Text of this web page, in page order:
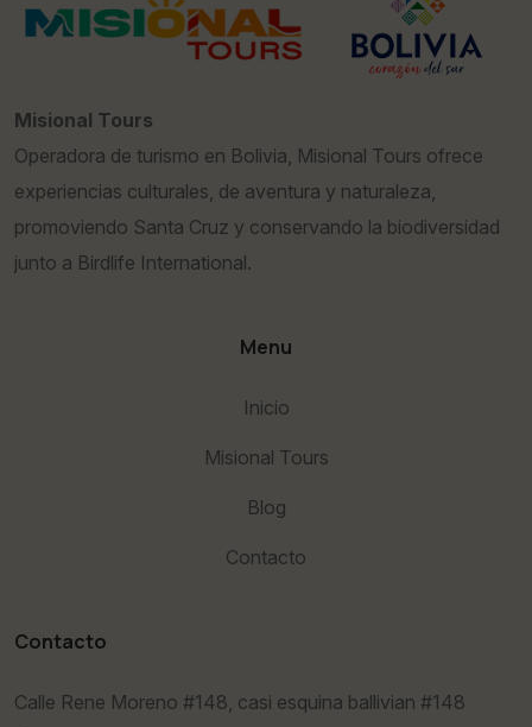
Misional Tours
Operadora de turismo en Bolivia, Misional Tours ofrece
experiencias culturales, de aventura y naturaleza,
promoviendo Santa Cruz y conservando la biodiversidad
junto a Birdlife International.
Menu
Inicio
Misional Tours
Blog
Contacto
Contacto
Calle Rene Moreno #148, casi esquina ballivian #148